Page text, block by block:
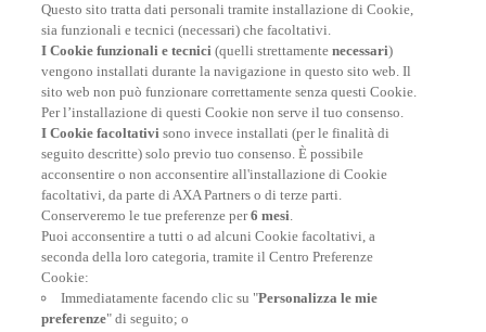
RITARDO AEREO
Fino a € 200
I nostri numeri
6.892
34
Questo sito tratta dati personali tramite installazione di Cookie,
sia funzionali e tecnici (necessari) che facoltativi.
I Cookie funzionali e tecnici (quelli strettamentenecessari)
vengono installati durante la navigazione in questo sito web. Il
sito web non può funzionare correttamente senza questi Cookie.
Per l’installazione di questi Cookie non serve il tuo consenso.
I Cookie facoltativi sono invece installati (per le finalità di
seguito descritte) solo previo tuo consenso. È possibile
acconsentire o non acconsentire all'installazione di Cookie
facoltativi, da parte di AXA Partners o di terze parti.
Conserveremo le tue preferenze per6 mesi.
Puoi acconsentire a tutti o ad alcuni Cookie facoltativi, a
seconda della loro categoria, tramite il Centro Preferenze
Cookie:
Immediatamente facendo clic su "Personalizza le mie
preferenze" di seguito; o